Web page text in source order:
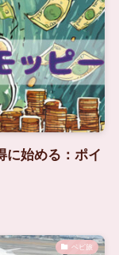
始める：ポイ
ベビ旅